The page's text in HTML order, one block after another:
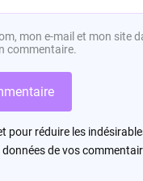
mon e-mail et mon site
commentaire.
pour réduire les
de vos